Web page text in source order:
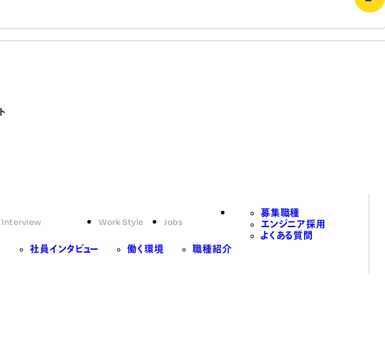
Interview
社員インタビュー
Work Style
働く環境
Jobs
職種紹介
募集職種
エンジニア採用
よくある質問